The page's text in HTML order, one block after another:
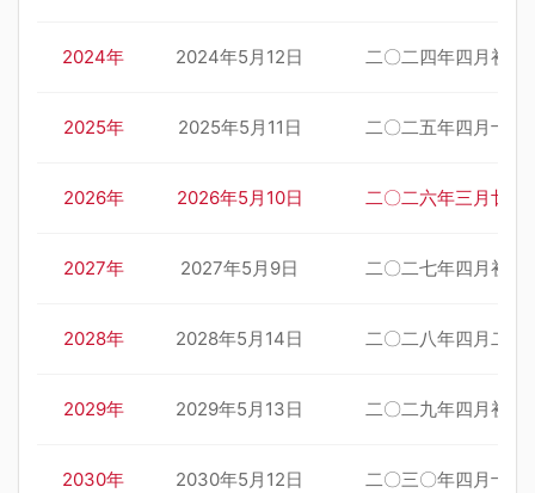
2024年 2024年5月12日 二〇二四年四月初五
2025年 2025年5月11日 二〇二五年四月十四
2026年 2026年5月10日 二〇二六年三月廿四
2027年 2027年5月9日 二〇二七年四月初四
2028年 2028年5月14日 二〇二八年四月二十
2029年 2029年5月13日 二〇二九年四月初一
2030年 2030年5月12日 二〇三〇年四月十一